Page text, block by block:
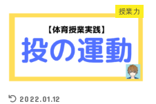
授業力
2022.01.12